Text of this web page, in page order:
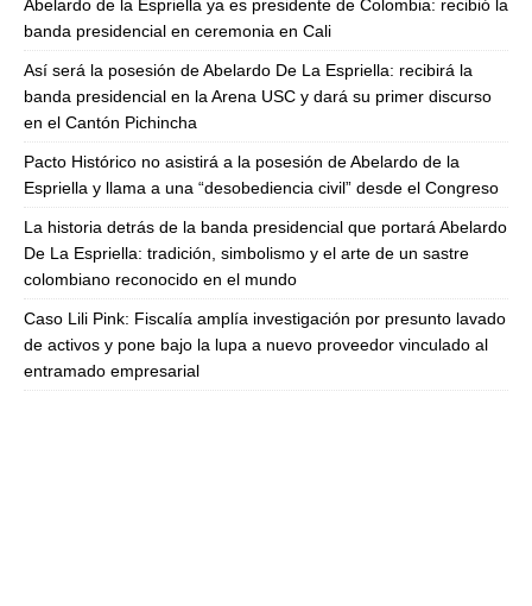
Abelardo de la Espriella ya es presidente de Colombia: recibió la
banda presidencial en ceremonia en Cali
Así será la posesión de Abelardo De La Espriella: recibirá la
banda presidencial en la Arena USC y dará su primer discurso
en el Cantón Pichincha
Pacto Histórico no asistirá a la posesión de Abelardo de la
Espriella y llama a una “desobediencia civil” desde el Congreso
La historia detrás de la banda presidencial que portará Abelardo
De La Espriella: tradición, simbolismo y el arte de un sastre
colombiano reconocido en el mundo
Caso Lili Pink: Fiscalía amplía investigación por presunto lavado
de activos y pone bajo la lupa a nuevo proveedor vinculado al
entramado empresarial